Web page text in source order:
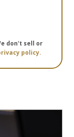
don't sell or
policy.